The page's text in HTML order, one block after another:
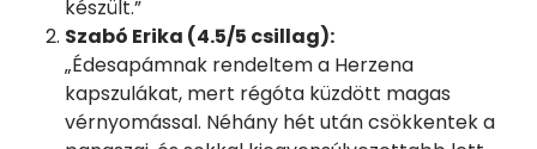
készült.”
Szabó Erika (4.5/5 csillag):
„Édesapámnak rendeltem a Herzena
kapszulákat, mert régóta küzdött magas
vérnyomással. Néhány hét után csökkentek a